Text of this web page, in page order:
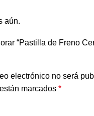
aún.
“Pastilla de Freno
electrónico no será
marcados *